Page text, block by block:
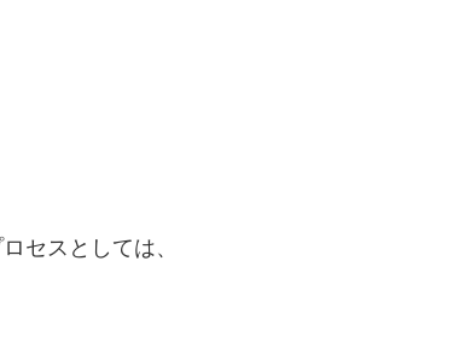
セスとしては、